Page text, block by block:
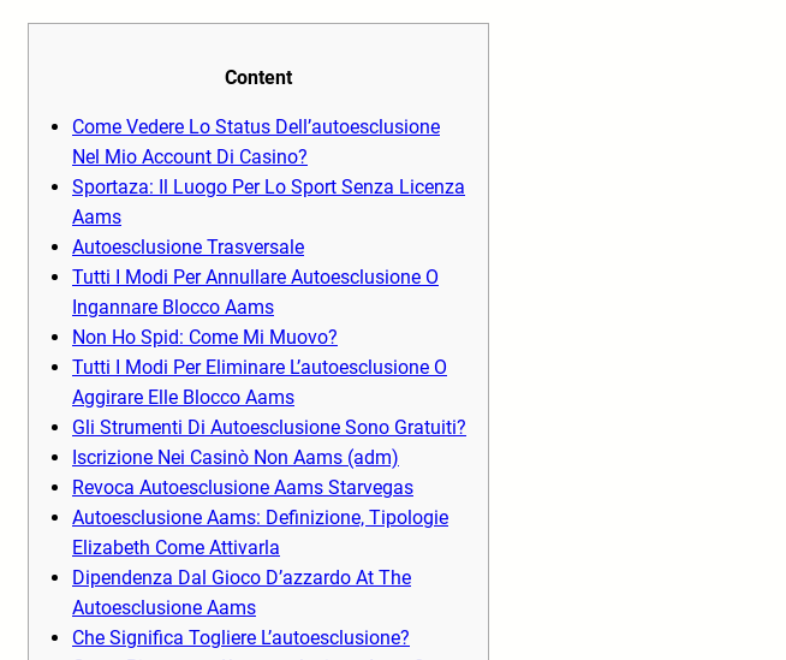
Content
Come Vedere Lo Status Dell’autoesclusione
Nel Mio Account Di Casino?
Sportaza: Il Luogo Per Lo Sport Senza Licenza
Aams
Autoesclusione Trasversale
Tutti I Modi Per Annullare Autoesclusione O
Ingannare Blocco Aams
Non Ho Spid: Come Mi Muovo?
Tutti I Modi Per Eliminare L’autoesclusione O
Aggirare Elle Blocco Aams
Gli Strumenti Di Autoesclusione Sono Gratuiti?
Iscrizione Nei Casinò Non Aams (adm)
Revoca Autoesclusione Aams Starvegas
Autoesclusione Aams: Definizione, Tipologie
Elizabeth Come Attivarla
Dipendenza Dal Gioco D’azzardo At The
Autoesclusione Aams
Che Significa Togliere L’autoesclusione?